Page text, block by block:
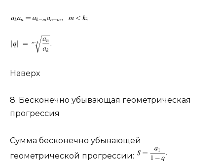
Наверх
8. Бесконечно убывающая геометрическая
прогрессия
Сумма бесконечно убывающей
геометрической прогрессии: